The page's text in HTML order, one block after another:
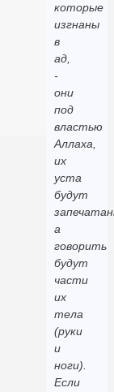
которые
изгнаны
в
ад,
-
они
под
властью
Аллаха,
их
уста
будут
а
говорить
будут
части
их
тела
(руки
и
ноги).
Если